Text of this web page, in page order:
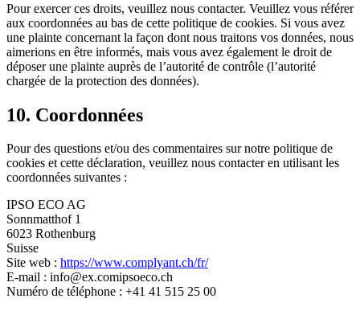
Pour exercer ces droits, veuillez nous contacter. Veuillez vous référer
aux coordonnées au bas de cette politique de cookies. Si vous avez
une plainte concernant la façon dont nous traitons vos données, nous
aimerions en être informés, mais vous avez également le droit de
déposer une plainte auprès de l’autorité de contrôle (l’autorité
chargée de la protection des données).
10. Coordonnées
Pour des questions et/ou des commentaires sur notre politique de
cookies et cette déclaration, veuillez nous contacter en utilisant les
coordonnées suivantes :
IPSO ECO AG
Sonnmatthof 1
6023 Rothenburg
Suisse
Site web : https://www.complyant.ch/fr/
E-mail : info@ex.comipsoeco.ch
Numéro de téléphone : +41 41 515 25 00